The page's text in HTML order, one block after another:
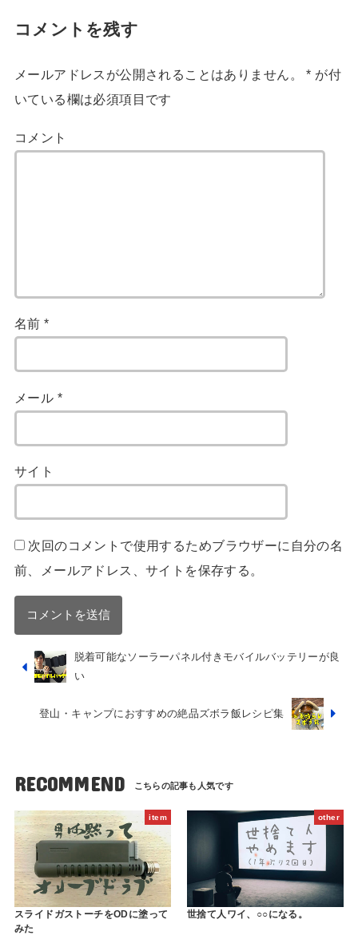
コメントを残す
メールアドレスが公開されることはありません。 * が付
いている欄は必須項目です
コメント
名前*
メール *
サイト
次回のコメントで使用するためブラウザーに自分の名
前、メールアドレス、サイトを保存する。
脱着可能なソーラーパネル付きモバイルバッテリーが良
い
登山・キャンプにおすすめの絶品ズボラ飯レシピ集
RECOMMEND
item
スライドガストーチをODに塗って
みた
other
世捨て人ワイ、○○になる。